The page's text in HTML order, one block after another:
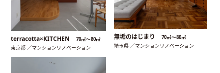
terracotta×KITCHEN 70㎡〜80㎡
東京都 ／マンションリノベーション
無垢のはじまり 70㎡〜80㎡
埼玉県 ／マンションリノベーション